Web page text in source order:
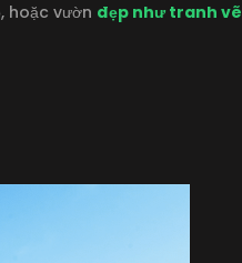
hoặc vườn đẹp như tranh vẽ